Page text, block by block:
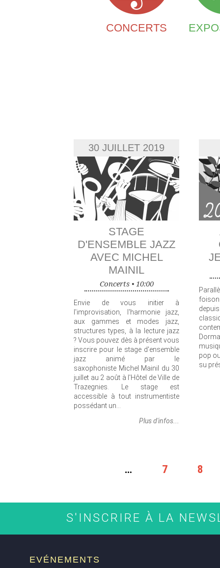
CONCERTS
30 JUILLET 2019
STAGE
D'ENSEMBLE JAZZ
AVEC MICHEL
MAINIL
Concerts • 10:00
Envie de vous initier à
l'improvisation, l'harmonie jazz,
aux gammes et modes jazz,
structures types, à la lecture jazz
? Vous pouvez dès à présent vous
inscrire pour le stage d'ensemble
jazz animé par le
saxophoniste Michel Mainil du 30
juillet au 2 août à l'Hôtel de Ville de
Trazegnies. Le stage est
accessible à tout instrumentiste
possédant un...
Plus d'infos...
pop
su
… 7 8
S'INSCRIRE À LA
EVÉNEMENTS